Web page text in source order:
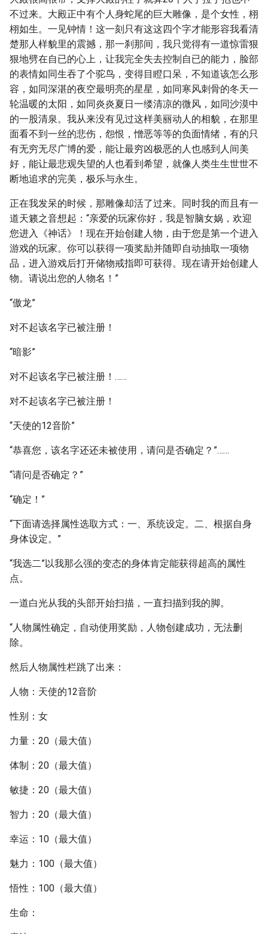
不过来。大殿正中有个人身蛇尾的巨大雕像，是个女性，栩
栩如生。一见钟情！这一刻只有这这四个字才能形容我看清
楚那人样貌里的震撼，那一刹那间，我只觉得有一道惊雷狠
狠地劈在自已的心上，让我完全失去控制自已的能力，脸部
的表情如同生吞了个驼鸟，变得目瞪口呆，不知道该怎么形
容，如同深湛的夜空最明亮的星星，如同寒风刺骨的冬天一
轮温暖的太阳，如同炎炎夏日一缕清凉的微风，如同沙漠中
的一股清泉。我从来没有见过这样美丽动人的相貌，在那里
面看不到一丝的悲伤，怨恨，憎恶等等的负面情绪，有的只
有无穷无尽广博的爱，能让最穷凶极恶的人也感到人间美
好，能让最悲观失望的人也看到希望，就像人类生生世世不
断地追求的完美，极乐与永生。
正在我发呆的时候，那雕像却活了过来。同时我的而且有一
道天籁之音想起：“亲爱的玩家你好，我是智脑女娲，欢迎
您进入《神话》！现在开始创建人物，由于您是第一个进入
游戏的玩家。你可以获得一项奖励并随即自动抽取一项物
品，进入游戏后打开储物戒指即可获得。现在请开始创建人
物。请说出您的人物名！”
“傲龙”
对不起该名字已被注册！
“暗影”
对不起该名字已被注册！……
对不起该名字已被注册！
“天使的12音阶”
“恭喜您，该名字还还未被使用，请问是否确定？”……
“请问是否确定？”
“确定！”
“下面请选择属性选取方式：一、系统设定。二、根据自身
身体设定。”
“我选二”以我那么强的变态的身体肯定能获得超高的属性
点。
一道白光从我的头部开始扫描，一直扫描到我的脚。
“人物属性确定，自动使用奖励，人物创建成功，无法删
除。
然后人物属性栏跳了出来：
人物：天使的12音阶
性别：女
力量：20（最大值）
体制：20（最大值）
敏捷：20（最大值）
智力：20（最大值）
幸运：10（最大值）
魅力：100（最大值）
悟性：100（最大值）
生命：